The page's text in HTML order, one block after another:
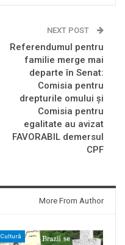
NEXT POST
Referendumul pentru
familie merge mai
departe în Senat:
Comisia pentru
drepturile omului și
Comisia pentru
egalitate au avizat
FAVORABIL demersul
CPF
More From Author
Cultură